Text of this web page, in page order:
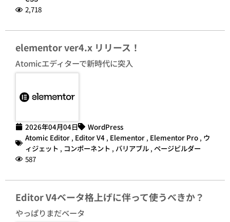
2,718
elementor ver4.x リリース！
Atomicエディターで新時代に突入
2026年04月04日
WordPress
Atomic Editor , Editor V4 , Elementor , Elementor Pro , ウ
ィジェット , コンポーネント , バリアブル , ページビルダー
587
Editor V4ベータ格上げに伴って使うべきか？
やっぱりまだベータ